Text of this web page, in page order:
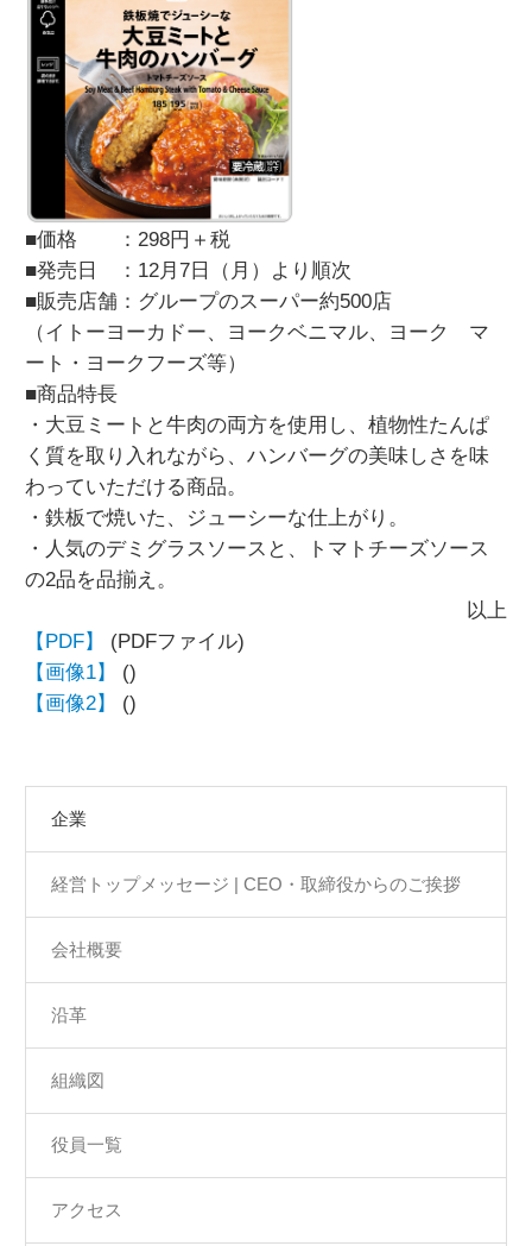
企業
経営トップメッセージ | CEO・取締役からのご挨拶
会社概要
沿革
組織図
役員一覧
アクセス
■価格 ：298円＋税
■発売日 ：12月7日（月）より順次
■販売店舗：グループのスーパー約500店
（イトーヨーカドー、ヨークベニマル、ヨーク マ
ート・ヨークフーズ等）
■商品特長
・大豆ミートと牛肉の両方を使用し、植物性たんぱ
く質を取り入れながら、ハンバーグの美味しさを味
わっていただける商品。
・鉄板で焼いた、ジューシーな仕上がり。
・人気のデミグラスソースと、トマトチーズソース
の2品を品揃え。
以上
【PDF】
(PDFファイル)
【画像1】
()
【画像2】
()